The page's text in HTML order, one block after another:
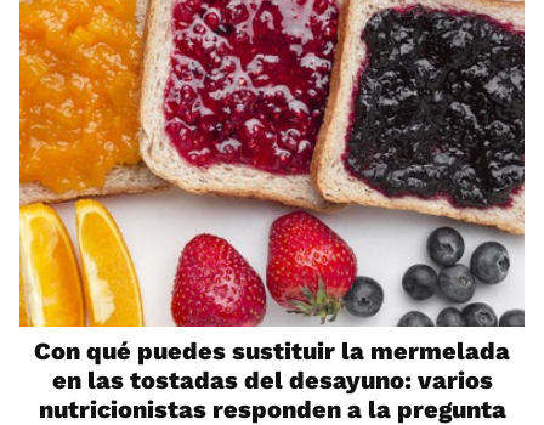
Con qué puedes sustituir la mermelada
en las tostadas del desayuno: varios
nutricionistas responden a la pregunta